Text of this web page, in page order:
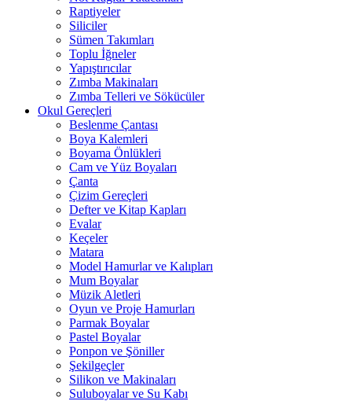
Raptiyeler
Siliciler
Sümen Takımları
Toplu İğneler
Yapıştırıcılar
Zımba Makinaları
Zımba Telleri ve Sökücüler
Okul Gereçleri
Beslenme Çantası
Boya Kalemleri
Boyama Önlükleri
Cam ve Yüz Boyaları
Çanta
Çizim Gereçleri
Defter ve Kitap Kapları
Evalar
Keçeler
Matara
Model Hamurlar ve Kalıpları
Mum Boyalar
Müzik Aletleri
Oyun ve Proje Hamurları
Parmak Boyalar
Pastel Boyalar
Ponpon ve Şöniller
Şekilgeçler
Silikon ve Makinaları
Suluboyalar ve Su Kabı